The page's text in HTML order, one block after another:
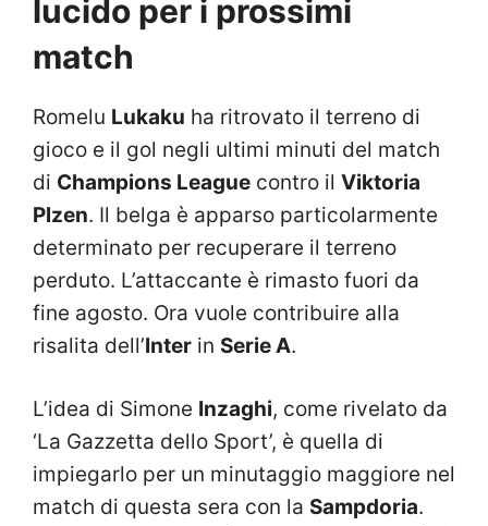
lucido per i prossimi
match
Romelu Lukaku ha ritrovato il terreno di
gioco e il gol negli ultimi minuti del match
di Champions League contro il Viktoria
Plzen. Il belga è apparso particolarmente
determinato per recuperare il terreno
perduto. L’attaccante è rimasto fuori da
fine agosto. Ora vuole contribuire alla
risalita dell’Inter in Serie A.
L’idea di Simone Inzaghi, come rivelato da
‘La Gazzetta dello Sport’, è quella di
impiegarlo per un minutaggio maggiore nel
match di questa sera con la Sampdoria.